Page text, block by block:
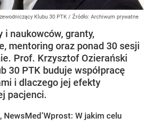
Klubu 30 PTK / Źródło: Archiwum prywatne
i naukowców, granty,
mentoring oraz ponad 30 sesji
Prof. Krzysztof Ozierański
30 PTK buduje współpracę
i dlaczego jej efekty
pacjenci.
NewsMed’Wprost: W jakim celu